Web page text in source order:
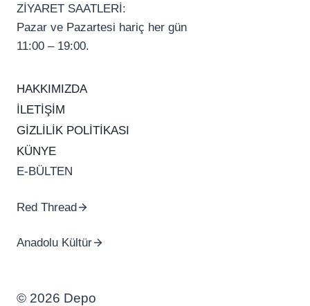
ZİYARET SAATLERİ:
Pazar ve Pazartesi hariç her gün
11:00 – 19:00.
HAKKIMIZDA
İLETİŞİM
GİZLİLİK POLİTİKASI
KÜNYE
E-BÜLTEN
Red Thread
Anadolu Kültür
© 2026 Depo